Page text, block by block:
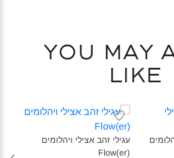
You may
like
עגילי זהב אצילי ויהלומים
(Flow(er‎